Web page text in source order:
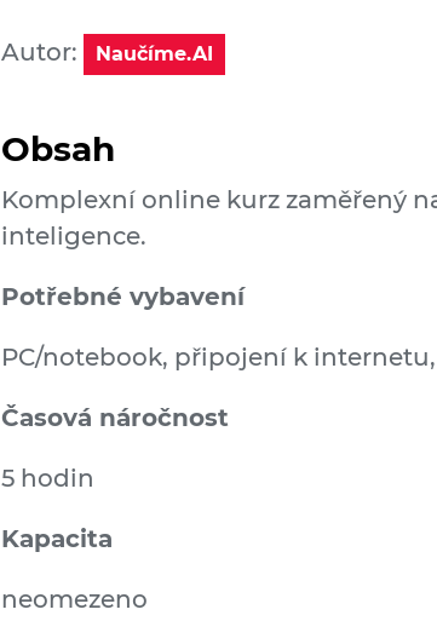
Autor: Naučíme.AI
Obsah
Komplexní online kurz zaměřený
inteligence.
Potřebné vybavení
PC/notebook, připojení k
Časová náročnost
5 hodin
Kapacita
neomezeno